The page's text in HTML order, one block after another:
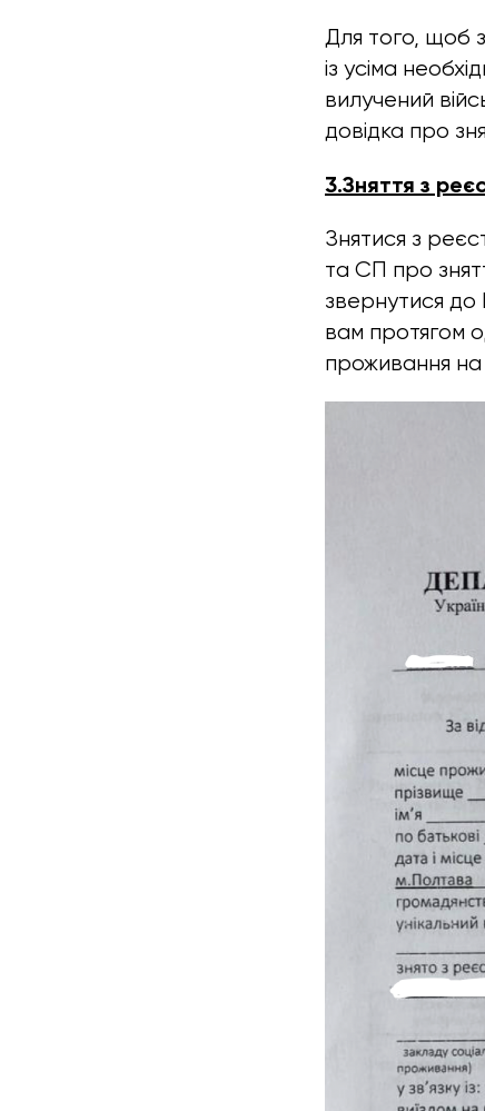
Для того, щоб
із усіма
вилучений
довідка про
3.Зняття з
Знятися з
та СП про
звернутися до
вам протягом
проживання на